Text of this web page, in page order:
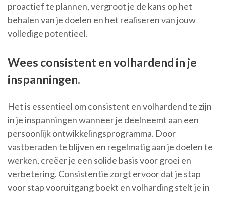
proactief te plannen, vergroot je de kans op het
behalen van je doelen en het realiseren van jouw
volledige potentieel.
Wees consistent en volhardend in je
inspanningen.
Het is essentieel om consistent en volhardend te zijn
in je inspanningen wanneer je deelneemt aan een
persoonlijk ontwikkelingsprogramma. Door
vastberaden te blijven en regelmatig aan je doelen te
werken, creëer je een solide basis voor groei en
verbetering. Consistentie zorgt ervoor dat je stap
voor stap vooruitgang boekt en volharding stelt je in